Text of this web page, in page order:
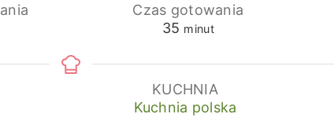
Czas gotowania
35 minuty
minut
KUCHNIA
Kuchnia polska